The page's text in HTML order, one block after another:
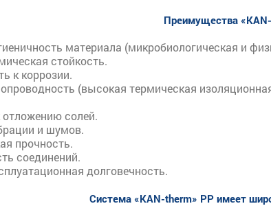
Преимущества
материала (микробиологическая и
стойкость.
к коррозии.
(высокая термическая
отложению солей.
и шумов.
прочность.
соединений.
долговечность.
Система «KAN-therm» PP имеет